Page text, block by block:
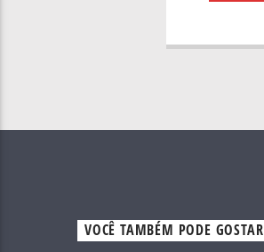
VOCÊ TAMBÉM PODE GOSTAR